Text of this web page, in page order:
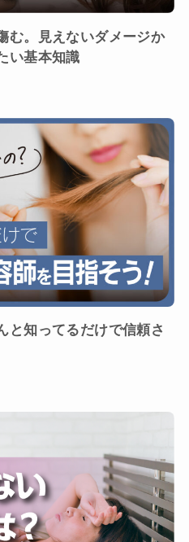
む。見えないダメージか
い基本知識
と知ってるだけで信頼さ